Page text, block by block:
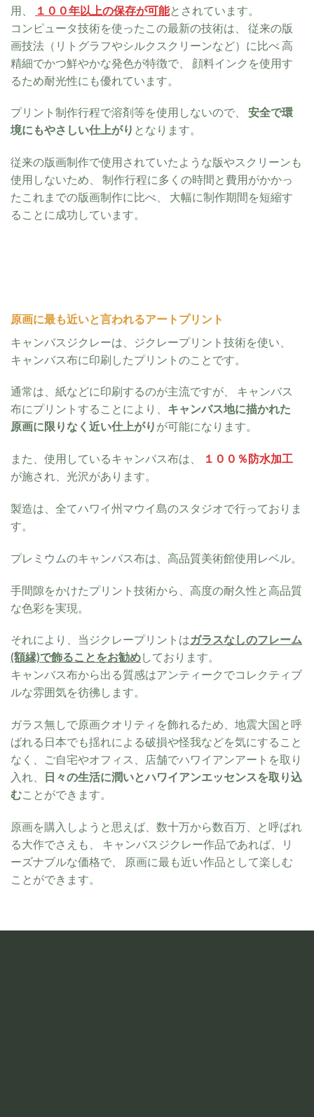
用、
１００年以上の保存が可能とされています。
コンピュータ技術を使ったこの最新の技術は、 従来の版
画技法（リトグラフやシルクスクリーンなど）に比べ 高
精細でかつ鮮やかな発色が特徴で、 顔料インクを使用す
るため耐光性にも優れています。
プリント制作行程で溶剤等を使用しないので、 安全で環
境にもやさしい仕上がり となります。
従来の版画制作で使用されていたような版やスクリーンも
使用しないため、 制作行程に多くの時間と費用がかかっ
たこれまでの版画制作に比べ、 大幅に制作期間を短縮す
ることに成功しています。
原画に最も近いと言われるアートプリント
キャンバスジクレーは、
ジクレープリント技術を使い、
キャンバス布に印刷したプリント のことです。
通常は、紙などに印刷するのが主流ですが、 キャンバス
布にプリントすることにより、 キャンバス地に描かれた
原画に限りなく近い仕上がり が可能になります。
また、 使用しているキャンバス布は、
１００％防水加工
が施され、光沢があります。
製造は、全てハワイ州マウイ島のスタジオで行っておりま
す。
プレミウムのキャンバス布は、高品質美術館使用レベル。
手間隙をかけたプリント技術から、高度の耐久性と高品質
な色彩を実現。
それにより、当ジクレープリントはガラスなしのフレーム
(額縁)で飾ることをお勧めしております。
キャンバス布から出る質感はアンティークでコレクティブ
ルな雰囲気を彷彿します。
ガラス無しで原画クオリティを飾れるため、地震大国と呼
ばれる日本でも揺れによる破損や怪我などを気にすること
なく、ご自宅やオフィス、店舗でハワイアンアートを取り
入れ、
日々の生活に潤いとハワイアンエッセンスを取り込
むことができます。
原画を購入しようと思えば、数十万から数百万、と呼ばれ
る大作でさえも、 キャンバスジクレー作品であれば、リ
ーズナブルな価格で、 原画に最も近い作品として楽しむ
ことができます。